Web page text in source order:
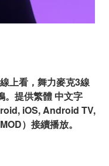
上看，舞力麥克3線
。提供繁體 中文字
iOS, Android TV,
）接續播放。